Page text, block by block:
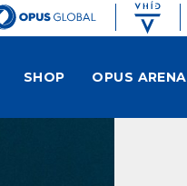
SHOP OPUS ARENA